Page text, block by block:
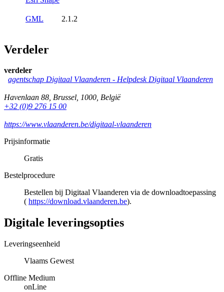
GML 2.1.2
Verdeler
verdeler
agentschap Digitaal Vlaanderen - Helpdesk Digitaal Vlaanderen
Havenlaan 88, Brussel, 1000, België
+32 (0)9 276 15 00
https://www.vlaanderen.be/digitaal-vlaanderen
Prijsinformatie
Gratis
Bestelprocedure
Bestellen bij Digitaal Vlaanderen via de downloadtoepassing
( https://download.vlaanderen.be).
Digitale leveringsopties
Leveringseenheid
Vlaams Gewest
Offline Medium
onLine